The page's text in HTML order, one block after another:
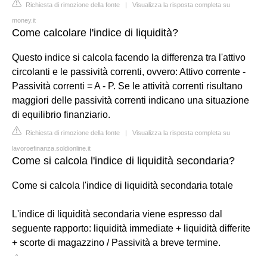
Richiesta di rimozione della fonte | Visualizza la risposta completa su
money.it
Come calcolare l'indice di liquidità?
Questo indice si calcola facendo la differenza tra l'attivo
circolanti e le passività correnti, ovvero: Attivo corrente -
Passività correnti = A - P. Se le attività correnti risultano
maggiori delle passività correnti indicano una situazione
di equilibrio finanziario.
Richiesta di rimozione della fonte | Visualizza la risposta completa su
lavoroefinanza.soldionline.it
Come si calcola l'indice di liquidità secondaria?
Come si calcola l'indice di liquidità secondaria totale
L'indice di liquidità secondaria viene espresso dal
seguente rapporto: liquidità immediate + liquidità differite
+ scorte di magazzino / Passività a breve termine.